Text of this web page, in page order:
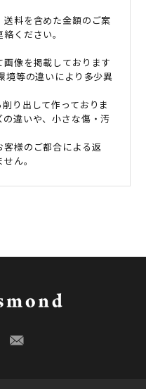
料を含めた金額のご案
ください。
像を掲載しております
境等の違いにより多少異
り出して作っておりま
違いや、小さな傷・汚
様のご都合による返
ん。